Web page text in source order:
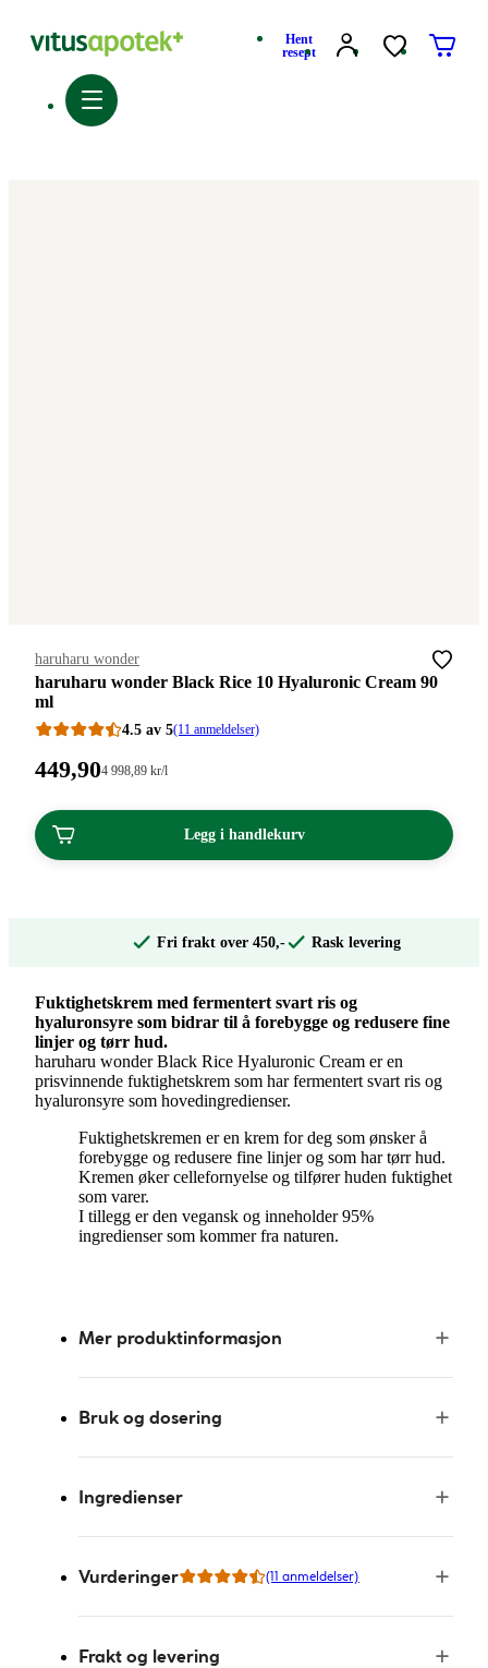
Hent
resept
Merke:
haruharu wonder
haruharu wonder Black Rice 10 Hyaluronic Cream 90
ml​
4.5 av 5(11 anmeldelser)
Pris:
kroner.
449,90Stykkpris:
998,89/l
4 998 ,89 kr/l
Legg i handlekurv
Fri frakt over 450,- Rask levering
Fuktighetskrem med fermentert svart ris og
hyaluronsyre som bidrar til å forebygge og redusere fine
linjer og tørr hud.
haruharu wonder Black Rice Hyaluronic Cream er en
prisvinnende fuktighetskrem som har fermentert svart ris og
hyaluronsyre som hovedingredienser.
Fuktighetskremen er en krem for deg som ønsker å
forebygge og redusere fine linjer og som har tørr hud.
Kremen øker cellefornyelse og tilfører huden fuktighet
som varer.
I tillegg er den vegansk og inneholder 95%
ingredienser som kommer fra naturen.
Mer produktinformasjon
Bruk og dosering
Ingredienser
Vurderinger (11 anmeldelser)
Frakt og levering